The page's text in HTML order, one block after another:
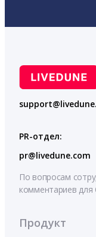
PR-отдел:
pr@livedune.com
По вопросам
комментариев
Продукт